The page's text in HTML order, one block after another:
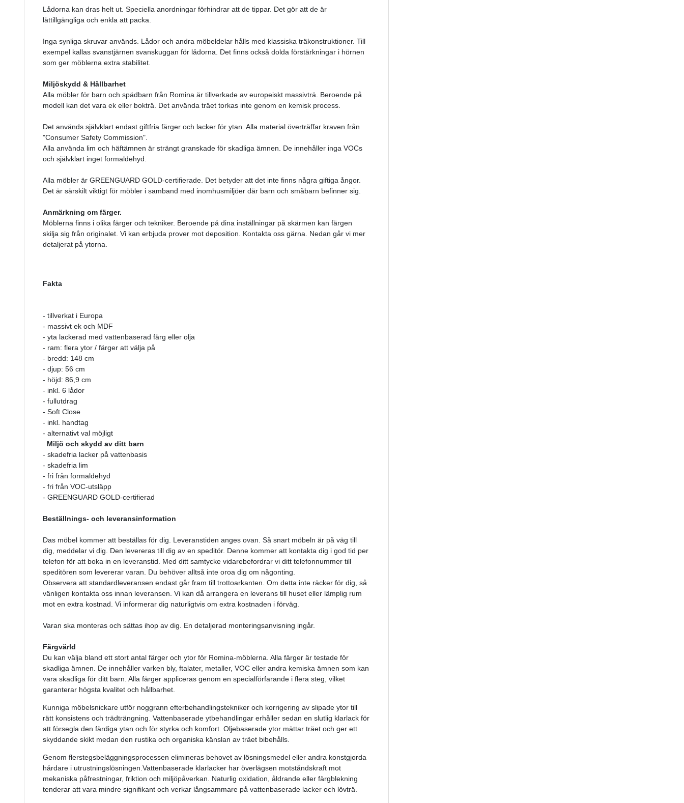
Lådorna kan dras helt ut. Speciella anordningar förhindrar att de tippar. Det gör att de är
lättillgängliga och enkla att packa.
Inga synliga skruvar används. Lådor och andra möbeldelar hålls med klassiska träkonstruktioner. Till
exempel kallas svanstjärnen svanskuggan för lådorna. Det finns också dolda förstärkningar i hörnen
som ger möblerna extra stabilitet.
Miljöskydd & Hållbarhet
Alla möbler för barn och spädbarn från Romina är tillverkade av europeiskt massivträ. Beroende på
modell kan det vara ek eller bokträ. Det använda träet torkas inte genom en kemisk process.
Det används självklart endast giftfria färger och lacker för ytan. Alla material överträffar kraven från
"Consumer Safety Commission".
Alla använda lim och häftämnen är strängt granskade för skadliga ämnen. De innehåller inga VOCs
och självklart inget formaldehyd.
Alla möbler är GREENGUARD GOLD-certifierade. Det betyder att det inte finns några giftiga ångor.
Det är särskilt viktigt för möbler i samband med inomhusmiljöer där barn och småbarn befinner sig.
Anmärkning om färger.
Möblerna finns i olika färger och tekniker. Beroende på dina inställningar på skärmen kan färgen
skilja sig från originalet. Vi kan erbjuda prover mot deposition. Kontakta oss gärna. Nedan går vi mer
detaljerat på ytorna.
Fakta
- tillverkat i Europa
- massivt ek och MDF
- yta lackerad med vattenbaserad färg eller olja
- ram: flera ytor / färger att välja på
- bredd: 148 cm
- djup: 56 cm
- höjd: 86,9 cm
- inkl. 6 lådor
- fullutdrag
- Soft Close
- inkl. handtag
- alternativt val möjligt
Miljö och skydd av ditt barn
- skadefria lacker på vattenbasis
- skadefria lim
- fri från formaldehyd
- fri från VOC-utsläpp
- GREENGUARD GOLD-certifierad
Beställnings- och leveransinformation
Das möbel kommer att beställas för dig. Leveranstiden anges ovan. Så snart möbeln är på väg till
dig, meddelar vi dig. Den levereras till dig av en speditör. Denne kommer att kontakta dig i god tid per
telefon för att boka in en leveranstid. Med ditt samtycke vidarebefordrar vi ditt telefonnummer till
speditören som levererar varan. Du behöver alltså inte oroa dig om någonting.
Observera att standardleveransen endast går fram till trottoarkanten. Om detta inte räcker för dig, så
vänligen kontakta oss innan leveransen. Vi kan då arrangera en leverans till huset eller lämplig rum
mot en extra kostnad. Vi informerar dig naturligtvis om extra kostnaden i förväg.
Varan ska monteras och sättas ihop av dig. En detaljerad monteringsanvisning ingår.
Färgvärld
Du kan välja bland ett stort antal färger och ytor för Romina-möblerna. Alla färger är testade för
skadliga ämnen. De innehåller varken bly, ftalater, metaller, VOC eller andra kemiska ämnen som kan
vara skadliga för ditt barn. Alla färger appliceras genom en specialförfarande i flera steg, vilket
garanterar högsta kvalitet och hållbarhet.
Kunniga möbelsnickare utför noggrann efterbehandlingstekniker och korrigering av slipade ytor till
rätt konsistens och trädträngning. Vattenbaserade ytbehandlingar erhåller sedan en slutlig klarlack för
att försegla den färdiga ytan och för styrka och komfort. Oljebaserade ytor mättar träet och ger ett
skyddande skikt medan den rustika och organiska känslan av träet bibehålls.
Genom flerstegsbeläggningsprocessen elimineras behovet av lösningsmedel eller andra konstgjorda
hårdare i utrustningslösningen. Vattenbaserade klarlacker har överlägsen motståndskraft mot
mekaniska påfrestningar, friktion och miljöpåverkan. Naturlig oxidation, åldrande eller färgblekning
tenderar att vara mindre signifikant och verkar långsammare på vattenbaserade lacker och lövträ.